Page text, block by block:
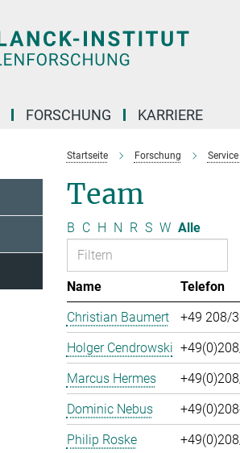
FORSCHUNG KARRIERE
Startseite Forschung
Team
B C H N R S W Alle
Name Telefon
Christian Baumert
+49 208/
Holger Cendrowski
Marcus Hermes
Dominic Nebus
Philip Roske